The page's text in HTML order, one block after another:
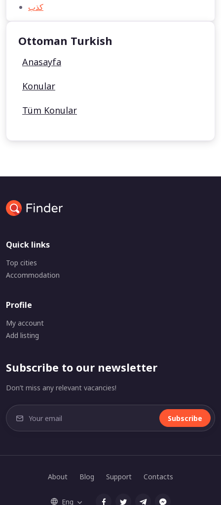
كذب
Ottoman Turkish
Anasayfa
Konular
Tüm Konular
Quick links
Top cities
Accommodation
Profile
My account
Add listing
Subscribe to our newsletter
Don’t miss any relevant vacancies!
Subscribe
About Blog Support Contacts
Eng